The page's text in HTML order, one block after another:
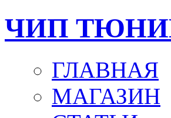
ЧИП
ГЛАВНАЯ
МАГАЗИН